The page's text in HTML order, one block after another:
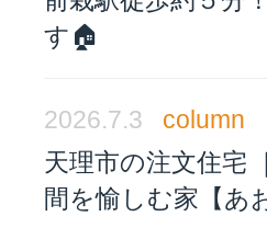
す🏠
2026.7.3
column
天理市の注文住宅
間を愉しむ家【あ